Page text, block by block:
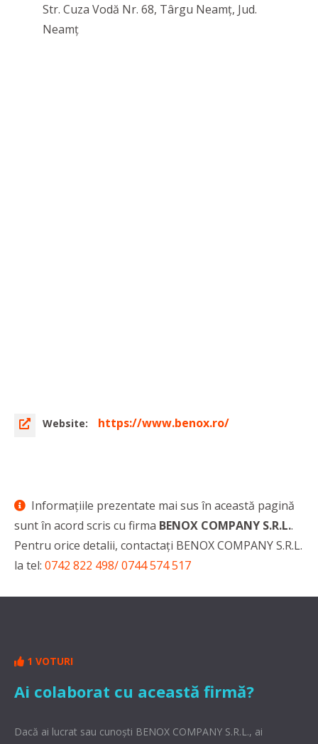
Str. Cuza Vodă Nr. 68, Târgu Neamț, Jud.
Neamț
Website: https://www.benox.ro/
Informaţiile prezentate mai sus în această pagină
sunt în acord scris cu firma BENOX COMPANY S.R.L..
Pentru orice detalii, contactaţi BENOX COMPANY S.R.L.
la tel: 0742 822 498/ 0744 574 517
1 VOTURI
Ai colaborat cu această firmă?
Dacă ai lucrat sau cunoşti BENOX COMPANY S.R.L., ai